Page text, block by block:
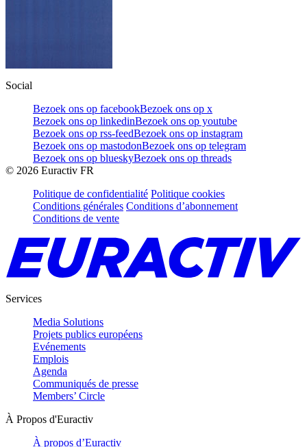
Social
Bezoek ons op facebookBezoek ons op x
Bezoek ons op linkedinBezoek ons op youtube
Bezoek ons op rss-feedBezoek ons op instagram
Bezoek ons op mastodonBezoek ons op telegram
Bezoek ons op blueskyBezoek ons op threads
© 2026 Euractiv FR
Politique de confidentialité Politique cookies
Conditions générales Conditions d’abonnement
Conditions de vente
Services
Media Solutions
Projets publics européens
Evénements
Emplois
Agenda
Communiqués de presse
Members’ Circle
À Propos d'Euractiv
À propos d’Euractiv